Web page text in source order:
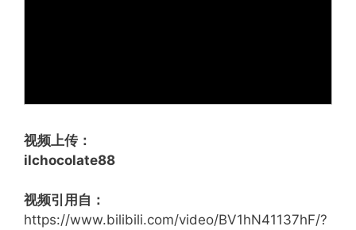
视频上传：
ilchocolate88
视频引用自：
https://www.bilibili.com/video/BV1hN41137hF/?